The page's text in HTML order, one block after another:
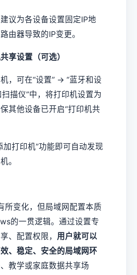
议为各设备设置固定IP地
由器导致的IP变更。
享设置（可选）
，可在“设置” → “蓝牙和设
描仪”中，将打印机设置为
其他设备已开启“打印机共
加打印机”功能即可自动发现
。
所变化，但局域网配置本质
的一贯逻辑。通过设置专
、配置权限， 用户就可以
、稳定、安全的局域网环
教学或家庭数据共享场